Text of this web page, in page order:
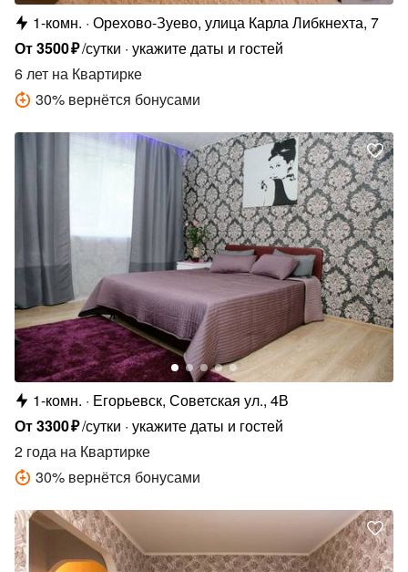
1-комн. Орехово-Зуево, улица Карла Либкнехта, 7
От3500₽/сутки укажите даты и гостей
6 лет на Квартирке
30% вернётся бонусами
1-комн.
Егорьевск, Советская ул., 4В
От3300₽/сутки укажите даты и гостей
2 года на Квартирке
30% вернётся бонусами